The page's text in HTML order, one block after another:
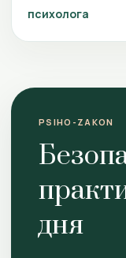
психолога
PSIHO-ZAKON
дня